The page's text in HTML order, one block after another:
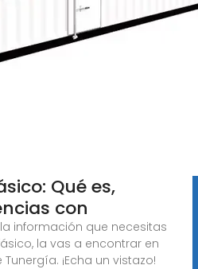
Qué es,
con
información que necesitas
la vas a encontrar en
¡Echa un vistazo!